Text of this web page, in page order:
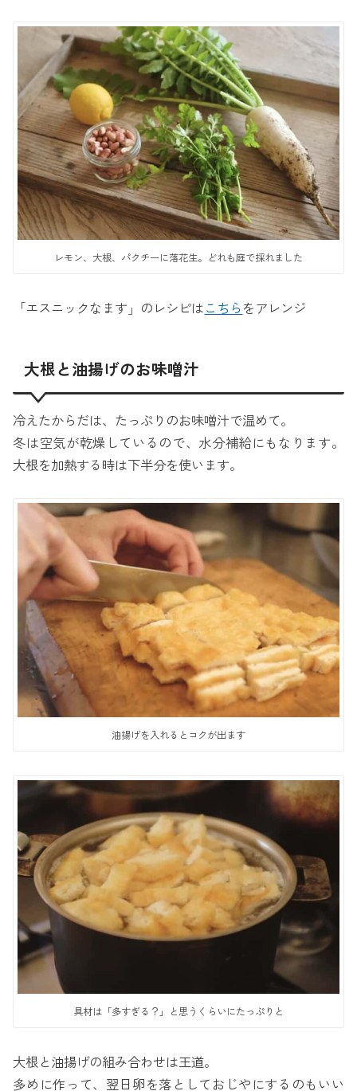
レモン、大根、パクチーに落花生。どれも庭で採れました
「エスニックなます」のレシピはこちら をアレンジ
大根と油揚げのお味噌汁
冷えたからだは、たっぷりのお味噌汁で温めて。
冬は空気が乾燥しているので、水分補給にもなります。
大根を加熱する時は下半分を使います。
油揚げを入れるとコクが出ます
具材は「多すぎる？」と思うくらいにたっぷりと
大根と油揚げの組み合わせは王道。
多めに作って、翌日卵を落としておじやにするのもいい